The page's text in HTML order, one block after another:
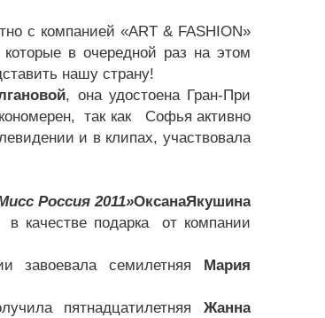
с компанией «ART & FASHION»
в очередной раз на этом
нашу страну!
, она удостоена Гран-При
так как Софья активно
и в клипах, участвовала
Россия 2011»ОксанаЯкушина
качестве подарка от компании
завоевала семилетняя Мария
пятнадцатилетняяЖанна